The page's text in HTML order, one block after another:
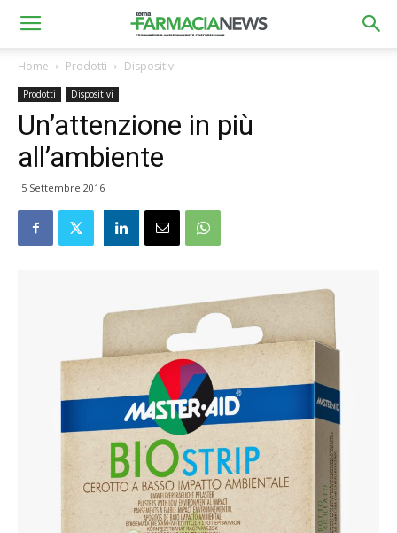
Home Prodotti Dispositivi
Prodotti Dispositivi
Un’attenzione in più
all’ambiente
5 Settembre 2016